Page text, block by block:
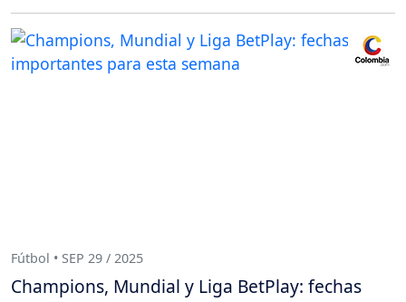
Fútbol • SEP 29 / 2025
Champions, Mundial y Liga BetPlay: fechas